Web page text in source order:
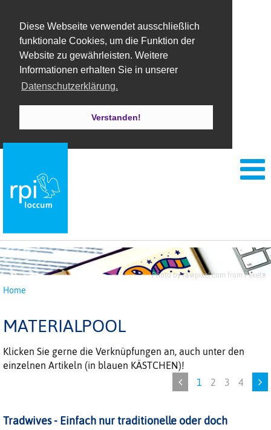
Diese Webseite verwendet ausschließlich
funktionale Cookies, um die Funktion der
Website zu gewährleisten. Weitere
Informationen erhalten Sie in unserer
Datenschutzerklärung.
Verstanden!
Photo by rawpixel.com from Pexels
Home
MATERIALPOOL
Klicken Sie gerne die Verknüpfungen an, auch unter den
einzelnen Artikeln (in blauen KÄSTCHEN)!
1
2 3 4
Tradwives - Einfach nur traditionelle oder doch